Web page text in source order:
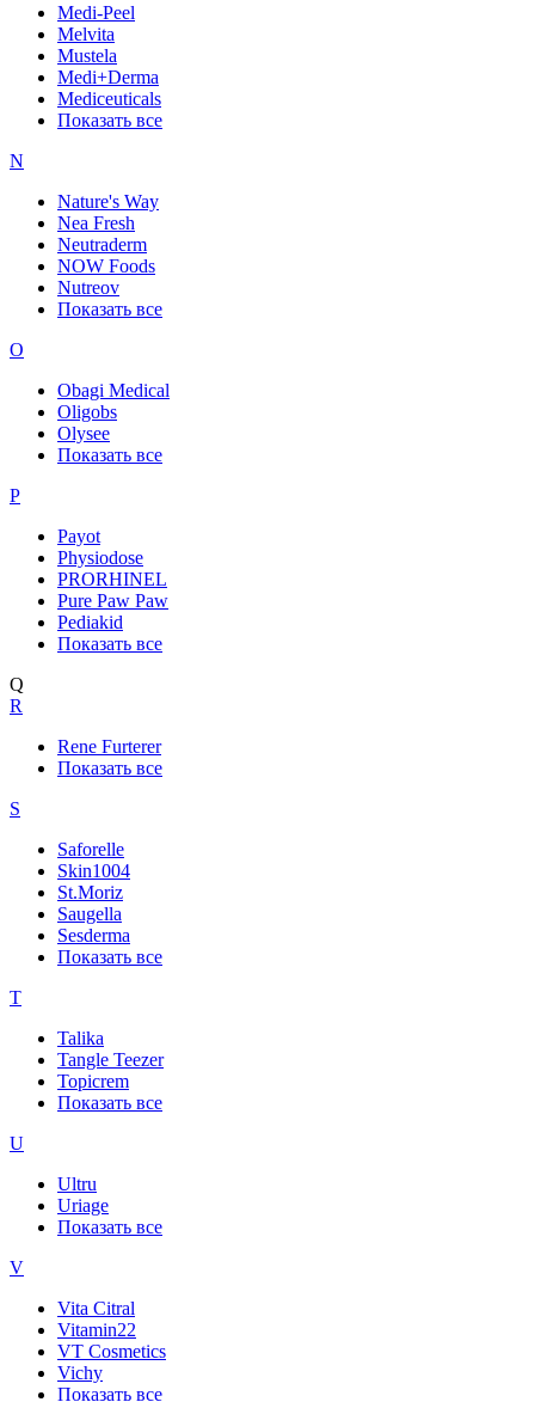
Medi-Peel
Melvita
Mustela
Medi+Derma
Mediceuticals
Показать все
N
Nature's Way
Nea Fresh
Neutraderm
NOW Foods
Nutreov
Показать все
O
Obagi Medical
Oligobs
Olysee
Показать все
P
Payot
Physiodose
PRORHINEL
Pure Paw Paw
Pediakid
Показать все
Q
R
Rene Furterer
Показать все
S
Saforelle
Skin1004
St.Moriz
Saugella
Sesderma
Показать все
T
Talika
Tangle Teezer
Topicrem
Показать все
U
Ultru
Uriage
Показать все
V
Vita Citral
Vitamin22
VT Cosmetics
Vichy
Показать все